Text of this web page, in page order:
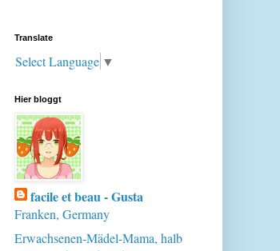
Translate
Select Language ▼
Hier bloggt
facile et beau - Gusta
Franken, Germany
Erwachsenen-Mädel-Mama, halb